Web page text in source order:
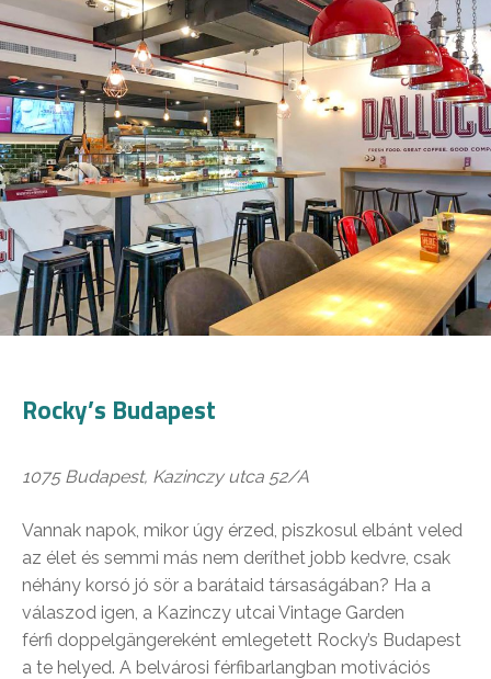
Rocky’s Budapest
1075 Budapest, Kazinczy utca 52/A
Vannak napok, mikor úgy érzed, piszkosul elbánt veled
az élet és semmi más nem deríthet jobb kedvre, csak
néhány korsó jó sör a barátaid társaságában? Ha a
válaszod igen, a Kazinczy utcai Vintage Garden
férfi doppelgängereként emlegetett Rocky’s Budapest
a te helyed. A belvárosi férfibarlangban motivációs